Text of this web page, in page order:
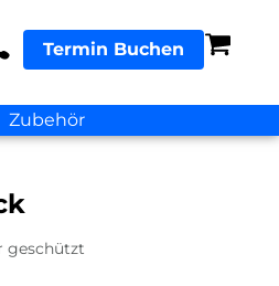
Termin Buchen
Zubehör
geschützt